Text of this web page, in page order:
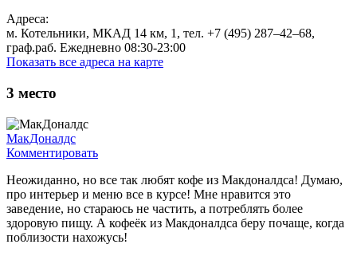
Адреса:
м. Котельники, МКАД 14 км, 1, тел. +7 (495) 287‒42‒68,
граф.раб. Ежедневно 08:30-23:00
Показать все адреса на карте
3 место
МакДоналдс
Комментировать
Неожиданно, но все так любят кофе из Макдоналдса! Думаю,
про интерьер и меню все в курсе! Мне нравится это
заведение, но стараюсь не частить, а потреблять более
здоровую пищу. А кофеёк из Макдоналдса беру почаще, когда
поблизости нахожусь!